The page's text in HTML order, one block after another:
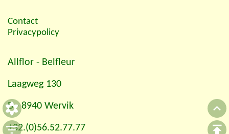
Contact
Privacypolicy
Allflor - Belfleur
Laagweg 130
B - 8940 Wervik
+32.(0)56.52.77.77